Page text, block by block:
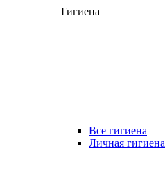
Гигиена
Все гигиена
Личная гигиена